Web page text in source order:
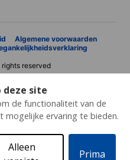
deze site
de functionaliteit van de
mogelijke ervaring te bieden.
Prima
Alleen
Algemene voorwaarden
reserved